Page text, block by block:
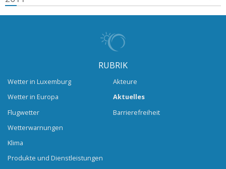
RUBRIK
Wetter in Luxemburg
Wetter in Europa
Flugwetter
Wetterwarnungen
Klima
Produkte und Dienstleistungen
Akteure
Aktuelles
Barrierefreiheit